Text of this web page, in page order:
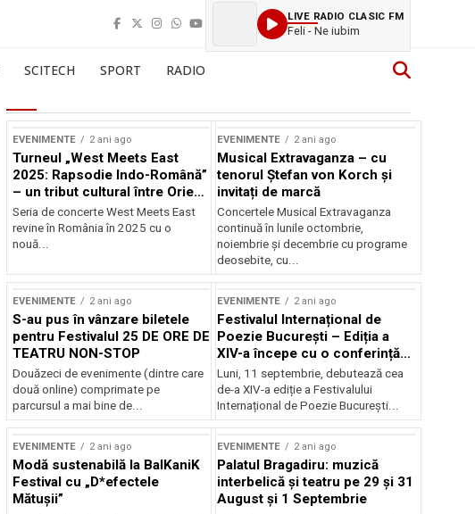
LIVE RADIO CLASIC FM
Feli - Ne iubim
SCITECH SPORT RADIO
EVENIMENTE 2 ani ago
Turneul „West Meets East
2025: Rapsodie Indo-Română”
– un tribut cultural între Orient
și Occident
Seria de concerte West Meets East
revine în România în 2025 cu o
nouă...
EVENIMENTE 2 ani ago
Musical Extravaganza – cu
tenorul Ștefan von Korch și
invitați de marcă
Concertele Musical Extravaganza
continuă în lunile octombrie,
noiembrie şi decembrie cu programe
deosebite, cu...
EVENIMENTE 2 ani ago
S-au pus în vânzare biletele
pentru Festivalul 25 DE ORE DE
TEATRU NON-STOP
Douăzeci de evenimente (dintre care
două online) comprimate pe
parcursul a mai bine de...
EVENIMENTE 2 ani ago
Festivalul Internațional de
Poezie București – Ediția a
XIV-a începe cu o conferință
despre limba română
susținută de Marco Lucchesi
Luni, 11 septembrie, debutează cea
de-a XIV-a ediție a Festivalului
Internațional de Poezie București...
EVENIMENTE 2 ani ago
Modă sustenabilă la BalKaniK
Festival cu „D*efectele
Mătușii”
EVENIMENTE 2 ani ago
Palatul Bragadiru: muzică
interbelică şi teatru pe 29 şi 31
August şi 1 Septembrie